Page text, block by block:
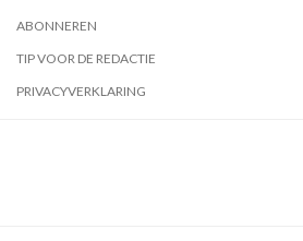
ABONNEREN
TIP VOOR DE REDACTIE
PRIVACYVERKLARING